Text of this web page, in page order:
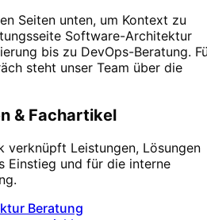
Seiten unten, um Kontext zu
Software-Architektur
bis zu DevOps-Beratung.
steht unser Team über die
& Fachartikel
verknüpft Leistungen, Lösungen
Einstieg und für die interne
Beratung